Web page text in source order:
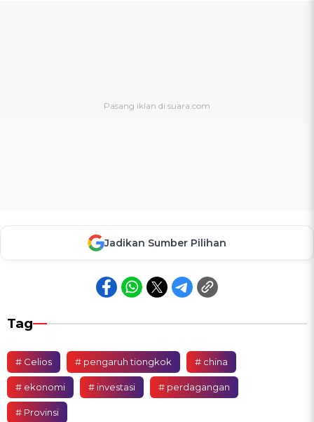
Jadikan Sumber Pilihan
Tag
# Celios # pengaruh tiongkok # china
# ekonomi # investasi # perdagangan
# Provinsi